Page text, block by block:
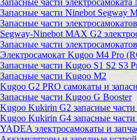
Запасные части
Запасные части Ninebot Segway
Запасные части
Segway-Ninebot MAX G2
Запасные части
Электросамокат Kugoo M4 Pro
Запасные части Kugoo S1 S2 S3
Запасные части Kugoo M2
Kugoo G2 PRO самокаты и
Запасные части Kugoo G Booster
Kugoo Kukirin G2 запасные части
Kugoo Kukirin G4 запасные части
YADEA электросамокаты и